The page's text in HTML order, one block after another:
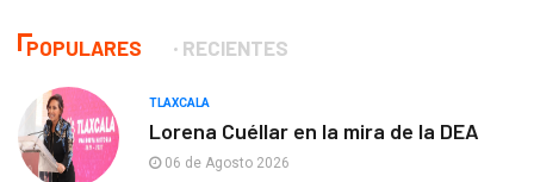
POPULARES RECIENTES
TLAXCALA
Lorena Cuéllar en la mira de la DEA
06 de Agosto 2026